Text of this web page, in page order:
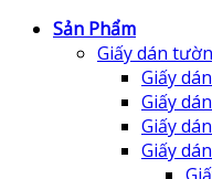
Sản Phẩm
Giấy dán
Giấy
Giấy
Giấy
Giấy